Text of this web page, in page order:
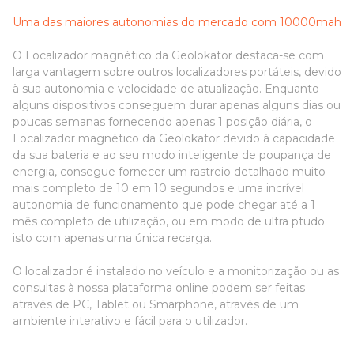
Uma das maiores autonomias do mercado com 10000mah
O Localizador magnético da Geolokator destaca-se com
larga vantagem sobre outros localizadores portáteis, devido
à sua autonomia e velocidade de atualização. Enquanto
alguns dispositivos conseguem durar apenas alguns dias ou
poucas semanas fornecendo apenas 1 posição diária, o
Localizador magnético da Geolokator devido à capacidade
da sua bateria e ao seu modo inteligente de poupança de
energia, consegue fornecer um rastreio detalhado muito
mais completo de 10 em 10 segundos e uma incrível
autonomia de funcionamento que pode chegar até a 1
mês completo de utilização, ou em modo de ultra ptudo
isto com apenas uma única recarga.
O localizador é instalado no veículo e a monitorização ou as
consultas à nossa plataforma online podem ser feitas
através de PC, Tablet ou Smarphone, através de um
ambiente interativo e fácil para o utilizador.